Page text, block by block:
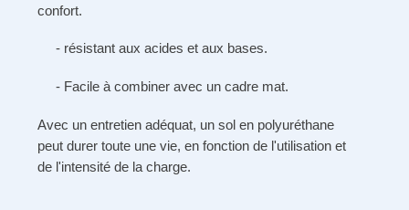
confort.
- résistant aux acides et aux bases.
- Facile à combiner avec uncadre mat.
Avec un entretien adéquat, un sol en polyuréthane
peut durer toute une vie, en fonction de l'utilisation et
de l'intensité de la charge.